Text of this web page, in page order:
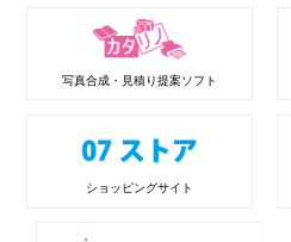
写真合成・見積り提案ソフト
ショッピングサイト